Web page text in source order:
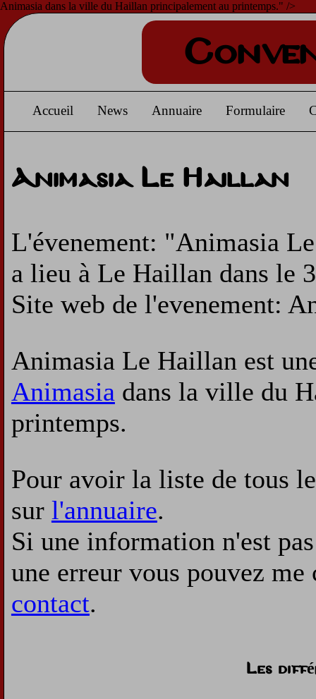
Animasia dans la ville du Haillan principalement au printemps." />
Accueil News Annuaire Formulaire
Animasia Le Haillan
L'évenement: "Animasia
a lieu à Le Haillan dans le
Site web de l'evenement:
Animasia Le Haillan est
Animasiadans la ville du
printemps.
Pour avoir la liste de tous
sur l'annuaire.
Si une information n'est
une erreur vous pouvez
contact.
Les